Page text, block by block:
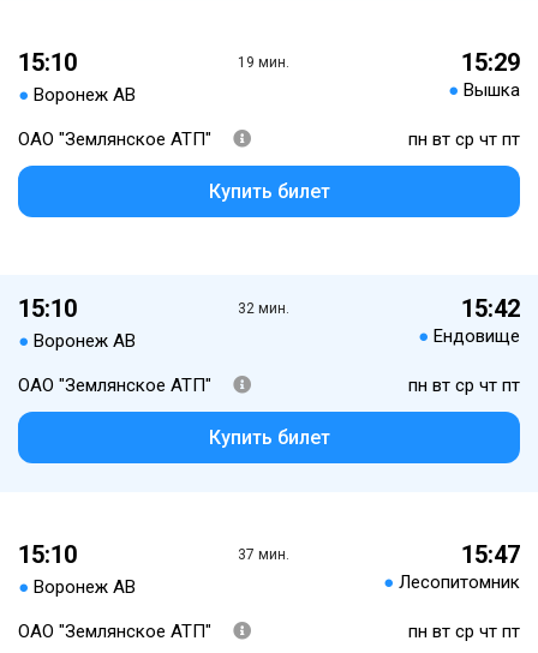
15:10
● Воронеж АВ
19 мин. 15:29
● Вышка
ОАО "Землянское АТП" пн вт ср чт пт
Купить билет
15:10
● Воронеж АВ
32 мин. 15:42
● Ендовище
ОАО "Землянское АТП" пн вт ср чт пт
Купить билет
15:10
● Воронеж АВ
37 мин. 15:47
● Лесопитомник
ОАО "Землянское АТП" пн вт ср чт пт